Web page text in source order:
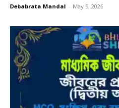
Debabrata Mandal - May 5, 2026